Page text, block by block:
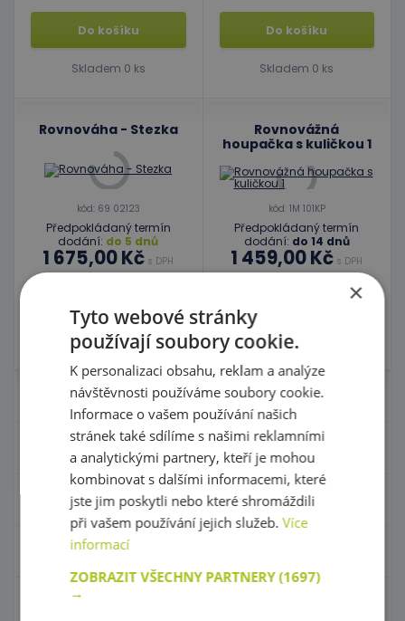
Nábytek pro školky
Didaktické pomůcky
Hračky - Tematika
Hudební nástroje
Výtvarní pomůcky - Kreativita
Do košíku
Skladem 0 ks
Do košíku
Skladem 0 ks
Rovnováha - Stezka
kód: 69 02123
Předpokládaný termín
dodání: do 5 dnů
1 675,00 Kč s DPH
Skladem5 ks
Rovnovážná
houpačka s kuličkou 1
kód: 1M 101KP
Předpokládaný termín
dodání: do 14 dnů
1 459,00 Kč s DPH
Skladem 0 ks
×
Tyto webové stránky
používají soubory cookie.
K personalizaci obsahu, reklam a analýze
návštěvnosti používáme soubory cookie.
Informace o vašem používání našich
stránek také sdílíme s našimi reklamními
a analytickými partnery, kteří je mohou
kombinovat s dalšími informacemi, které
jste jim poskytli nebo které shromáždili
při vašem používání jejich služeb.Více
informací
ZOBRAZIT VŠECHNY PARTNERY(1697)
→